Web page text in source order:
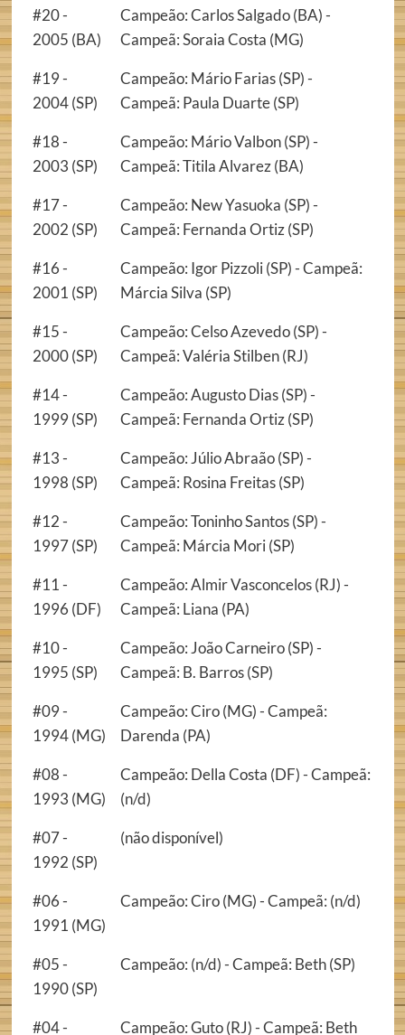
#20 -
2005 (BA)
Campeão: Carlos Salgado (BA) -
Campeã: Soraia Costa (MG)
#19 -
2004 (SP)
Campeão: Mário Farias (SP) -
Campeã: Paula Duarte (SP)
#18 -
2003 (SP)
Campeão: Mário Valbon (SP) -
Campeã: Titila Alvarez (BA)
#17 -
2002 (SP)
Campeão: New Yasuoka (SP) -
Campeã: Fernanda Ortiz (SP)
#16 -
2001 (SP)
Campeão: Igor Pizzoli (SP) - Campeã:
Márcia Silva (SP)
#15 -
2000 (SP)
Campeão: Celso Azevedo (SP) -
Campeã: Valéria Stilben (RJ)
#14 -
1999 (SP)
Campeão: Augusto Dias (SP) -
Campeã: Fernanda Ortiz (SP)
#13 -
1998 (SP)
Campeão: Júlio Abraão (SP) -
Campeã: Rosina Freitas (SP)
#12 -
1997 (SP)
Campeão: Toninho Santos (SP) -
Campeã: Márcia Mori (SP)
#11 -
1996 (DF)
Campeão: Almir Vasconcelos (RJ) -
Campeã: Liana (PA)
#10 -
1995 (SP)
Campeão: João Carneiro (SP) -
Campeã: B. Barros (SP)
#09 -
1994 (MG)
Campeão: Ciro (MG) - Campeã:
Darenda (PA)
#08 -
1993 (MG)
Campeão: Della Costa (DF) - Campeã:
(n/d)
#07 -
1992 (SP)
(não disponível)
#06 -
1991 (MG)
Campeão: Ciro (MG) - Campeã: (n/d)
#05 -
1990 (SP)
Campeão: (n/d) - Campeã: Beth (SP)
#04 -
Campeão: Guto (RJ) - Campeã: Beth